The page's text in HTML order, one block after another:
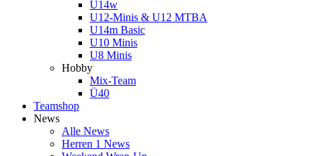
U14w
U12-Minis & U12 MTBA
U14m Basic
U10 Minis
U8 Minis
Hobby
Mix-Team
Ü40
Teamshop
News
Alle News
Herren 1 News